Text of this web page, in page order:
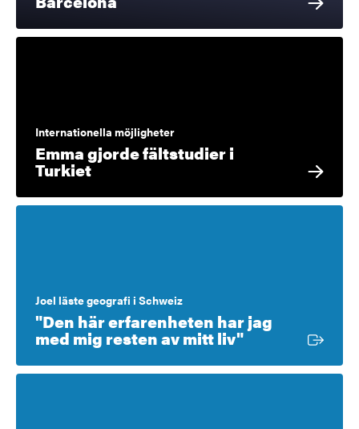
Internationella möjligheter
Emma gjorde fältstudier i
Turkiet
Joel läste geografi i Schweiz
"Den här erfarenheten har jag
med mig resten av mitt liv"Extern länk